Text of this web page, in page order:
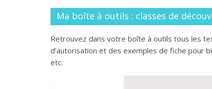
Ma boîte à outils : classes de
Retrouvez dans votre boîte à outils tous les
d’autorisation et des exemples de fiche pour
etc.